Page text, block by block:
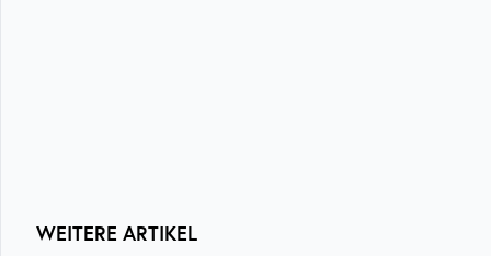
WEITERE ARTIKEL